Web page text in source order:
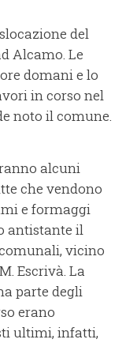
del
Alcamo. Le
domani e lo
in corso nel
noto il comune.
alcuni
che vendono
e formaggi
antistante il
vicino
Escrivà. La
parte degli
erano
ultimi, infatti,